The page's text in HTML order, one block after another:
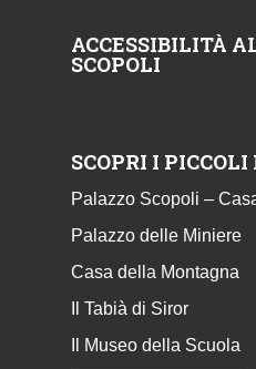
ACCESSIBILITÀ
SCOPOLI
SCOPRI I
Palazzo Scopoli –
Palazzo delle Miniere
Casa della Montagna
Il Tabià di Siror
Il Museo della Scuola